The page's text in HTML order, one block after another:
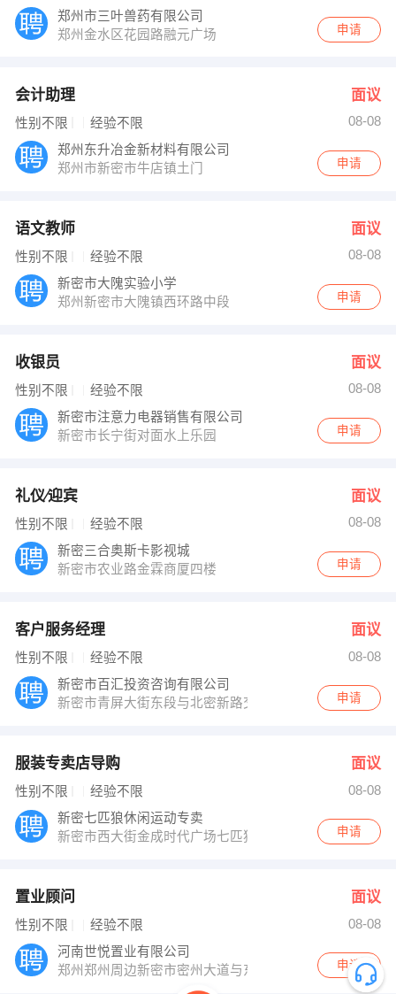
郑州市三叶兽药有限公司
郑州金水区花园路融元广场
申请
会计助理 面议
性别不限 经验不限
08-08
郑州东升冶金新材料有限公司
郑州市新密市牛店镇土门
申请
语文教师 面议
性别不限 经验不限
08-08
新密市大隗实验小学
郑州新密市大隗镇西环路中段
申请
收银员 面议
性别不限 经验不限
08-08
新密市注意力电器销售有限公司
新密市长宁街对面水上乐园
申请
礼仪∕迎宾 面议
性别不限 经验不限
08-08
新密三合奥斯卡影视城
新密市农业路金霖商厦四楼
申请
客户服务经理 面议
性别不限 经验不限
08-08
新密市百汇投资咨询有限公司
新密市青屏大街东段与北密新路交叉口24排3号楼3楼（
申请
服装专卖店导购 面议
性别不限 经验不限
08-08
新密七匹狼休闲运动专卖
新密市西大街金成时代广场七匹狼时尚运动专卖申请
置业顾问 面议
性别不限 经验不限
08-08
河南世悦置业有限公司
郑州郑州周边新密市密州大道与东大街交汇处
申请